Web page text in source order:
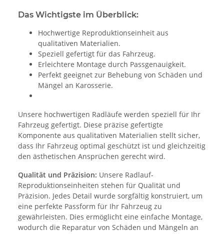
Das Wichtigste im Überblick:
Hochwertige Reproduktionseinheit aus
qualitativen Materialien.
Speziell gefertigt für das Fahrzeug.
Erleichtere Montage durch Passgenauigkeit.
Perfekt geeignet zur Behebung von Schäden und
Mängel an Karosserie.
Unsere hochwertigen Radläufe werden speziell für Ihr
Fahrzeug gefertigt. Diese präzise gefertigte
Komponente aus qualitativen Materialien stellt sicher,
dass Ihr Fahrzeug optimal geschützt ist und gleichzeitig
den ästhetischen Ansprüchen gerecht wird.
Qualität und Präzision: Unsere Radlauf-
Reproduktionseinheiten stehen für Qualität und
Präzision. Jedes Detail wurde sorgfältig konstruiert, um
eine perfekte Passform für Ihr Fahrzeug zu
gewährleisten. Dies ermöglicht eine einfache Montage,
wodurch die Reparatur von Schäden und Mängeln an